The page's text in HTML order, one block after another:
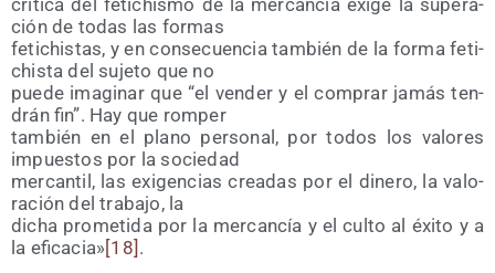
ción de todas las formas
feti­chis­tas, y en con­se­cuen­cia tam­bién de la for­ma feti­
chis­ta del suje­to que no
pue­de ima­gi­nar que “el ven­der y el com­prar jamás ten­
drán fin”. Hay que romper
tam­bién en el plano per­so­nal, por todos los valo­res
impues­tos por la sociedad
mer­can­til, las exi­gen­cias crea­das por el dine­ro, la valo­
ra­ción del tra­ba­jo, la
dicha pro­me­ti­da por la mer­can­cía y el cul­to al éxi­to y a
la efi­ca­cia»[18] .